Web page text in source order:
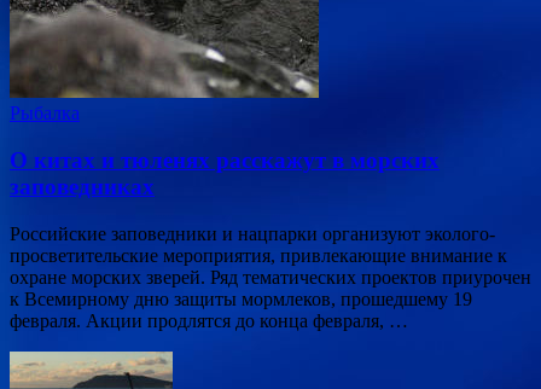
Рыбалка
О китах и тюленях расскажут в морских
заповедниках
Российские заповедники и нацпарки организуют эколого-
просветительские мероприятия, привлекающие внимание к
охране морских зверей. Ряд тематических проектов приурочен
к Всемирному дню защиты мормлеков, прошедшему 19
февраля. Акции продлятся до конца февраля, …